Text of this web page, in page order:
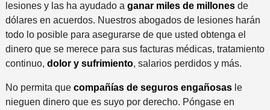
lesiones y las ha ayudado a ganar miles de millonesde
dólares en acuerdos. Nuestros abogados de lesiones harán
todo lo posible para asegurarse de que usted obtenga el
dinero que se merece para sus facturas médicas, tratamiento
continuo, dolor y sufrimiento, salarios perdidos y más.
No permita que compañías de seguros engañosasle
nieguen dinero que es suyo por derecho. Póngase en